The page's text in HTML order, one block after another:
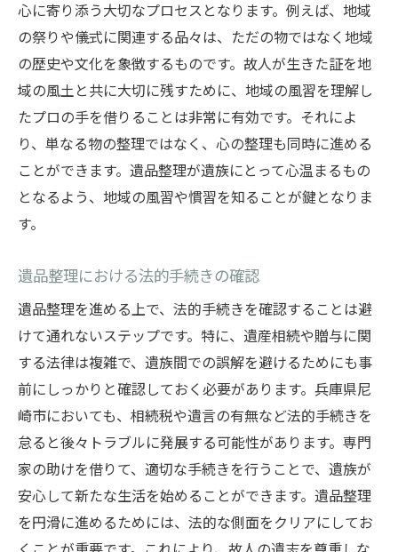
心に寄り添う大切なプロセスとなります。例えば、地域
の祭りや儀式に関連する品々は、ただの物ではなく地域
の歴史や文化を象徴するものです。故人が生きた証を地
域の風土と共に大切に残すために、地域の風習を理解し
たプロの手を借りることは非常に有効です。それによ
り、単なる物の整理ではなく、心の整理も同時に進める
ことができます。遺品整理が遺族にとって心温まるもの
となるよう、地域の風習や慣習を知ることが鍵となりま
す。
遺品整理における法的手続きの確認
遺品整理を進める上で、法的手続きを確認することは避
けて通れないステップです。特に、遺産相続や贈与に関
する法律は複雑で、遺族間での誤解を避けるためにも事
前にしっかりと確認しておく必要があります。兵庫県尼
崎市においても、相続税や遺言の有無など法的手続きを
怠ると後々トラブルに発展する可能性があります。専門
家の助けを借りて、適切な手続きを行うことで、遺族が
安心して新たな生活を始めることができます。遺品整理
を円滑に進めるためには、法的な側面をクリアにしてお